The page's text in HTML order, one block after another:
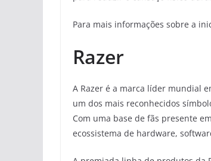
Para mais informações sobre a
Razer
A Razer é a marca líder mundial
um dos mais reconhecidos
Com uma base de fãs presente
ecossistema de hardware,